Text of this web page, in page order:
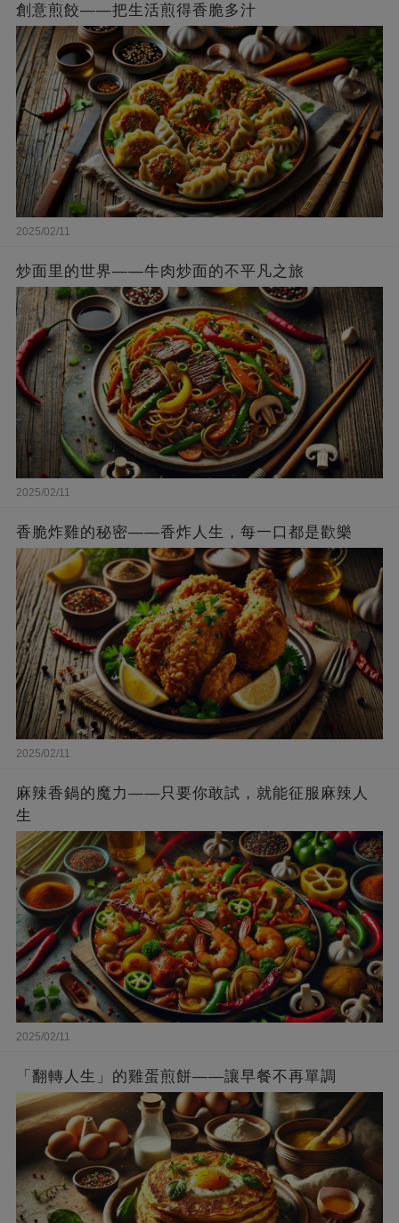
創意煎餃——把生活煎得香脆多汁
2025/02/11
炒面里的世界——牛肉炒面的不平凡之旅
2025/02/11
香脆炸雞的秘密——香炸人生，每一口都是歡樂
2025/02/11
麻辣香鍋的魔力——只要你敢試，就能征服麻辣人
生
2025/02/11
「翻轉人生」的雞蛋煎餅——讓早餐不再單調